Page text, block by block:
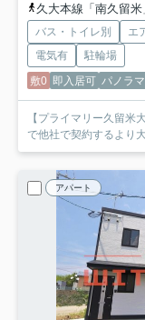
久大本線「南久留
バス・トイレ別 エ
電気有
駐輪場
敷0 即入居可 パノラマ
【プライマリー久留米
で他社で契約するより
アパート